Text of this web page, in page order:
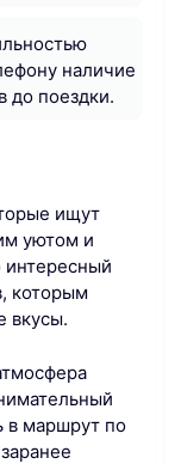
наличие
до поездки.
ищут
уютом и
интересный
которым
вкусы.
в маршрут по